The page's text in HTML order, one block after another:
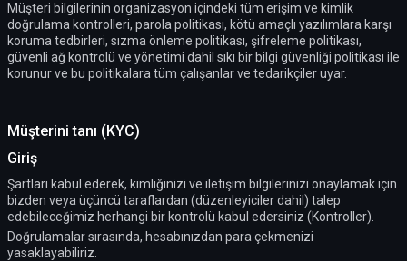
Müşteri bilgilerinin organizasyon içindeki tüm erişim ve kimlik
doğrulama kontrolleri, parola politikası, kötü amaçlı yazılımlara karşı
koruma tedbirleri, sızma önleme politikası, şifreleme politikası,
güvenli ağ kontrolü ve yönetimi dahil sıkı bir bilgi güvenliği politikası ile
korunur ve bu politikalara tüm çalışanlar ve tedarikçiler uyar.
Müşterini tanı (KYC)
Giriş
Şartları kabul ederek, kimliğinizi ve iletişim bilgilerinizi onaylamak için
bizden veya üçüncü taraflardan (düzenleyiciler dahil) talep
edebileceğimiz herhangi bir kontrolü kabul edersiniz (Kontroller).
Doğrulamalar sırasında, hesabınızdan para çekmenizi
yasaklayabiliriz.